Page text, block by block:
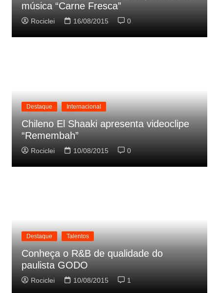
música “Carne Fresca”
Rociclei 16/08/2015 0
Destaque Internacional
Chileno El Shaaki apresenta videoclipe
“Remembah”
Rociclei 10/08/2015 0
Destaque Talentos
Conheça o R&B de qualidade do
paulista GODO
Rociclei 10/08/2015 1